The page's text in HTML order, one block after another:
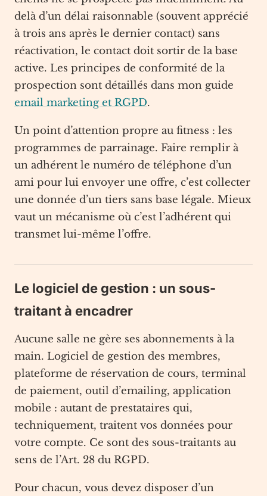
delà d’un délai raisonnable (souvent apprécié
à trois ans après le dernier contact) sans
réactivation, le contact doit sortir de la base
active. Les principes de conformité de la
prospection sont détaillés dans mon guide
email marketing et RGPD.
Un point d’attention propre au fitness : les
programmes de parrainage. Faire remplir à
un adhérent le numéro de téléphone d’un
ami pour lui envoyer une offre, c’est collecter
une donnée d’un tiers sans base légale. Mieux
vaut un mécanisme où c’est l’adhérent qui
transmet lui-même l’offre.
Le logiciel de gestion : un sous-
traitant à encadrer
Aucune salle ne gère ses abonnements à la
main. Logiciel de gestion des membres,
plateforme de réservation de cours, terminal
de paiement, outil d’emailing, application
mobile : autant de prestataires qui,
techniquement, traitent vos données pour
votre compte. Ce sont des sous-traitants au
sens de l’Art. 28 du RGPD.
Pour chacun, vous devez disposer d’un